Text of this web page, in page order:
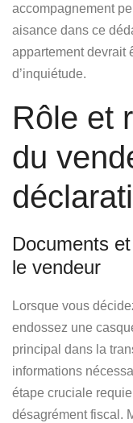
accompagnement
aisance dans ce
appartement devrait
d’inquiétude.
Rôle et
du
Documents
le vendeur
Lorsque vous
endossez une
principal dans la
informations
étape cruciale
désagrément fiscal.